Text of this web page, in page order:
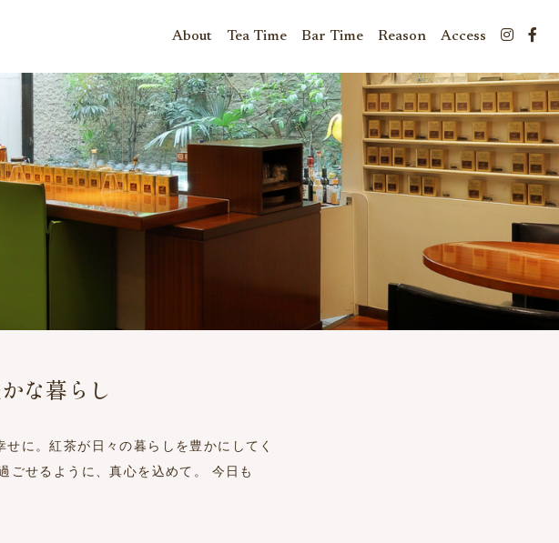
About Tea Time Bar Time Reason Access
な暮らし
に。紅茶が日々の暮らしを豊かにしてく
ごせるように、真心を込めて。 今日も